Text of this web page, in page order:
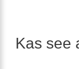
Kas see